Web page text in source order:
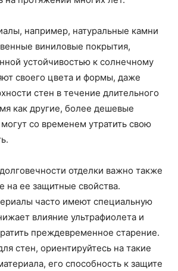
например, натуральные камни
виниловые покрытия,
устойчивостью к солнечному
своего цвета и формы, даже
стен в течение длительного
как другие, более дешевые
со временем утратить свою
отделки важно также
на ее защитные свойства.
часто имеют специальную
влияние ультрафиолета и
преждевременное старение.
стен, ориентируйтесь на такие
его способность к защите